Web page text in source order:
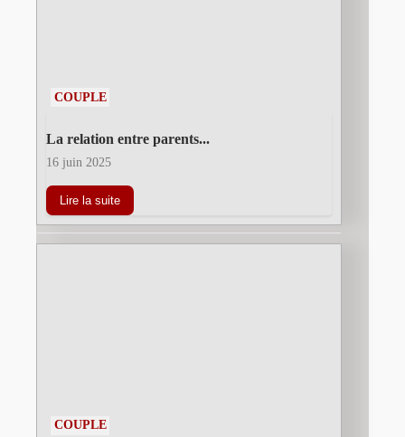
COUPLE
La relation entre parents...
16 juin 2025
Lire la suite
COUPLE